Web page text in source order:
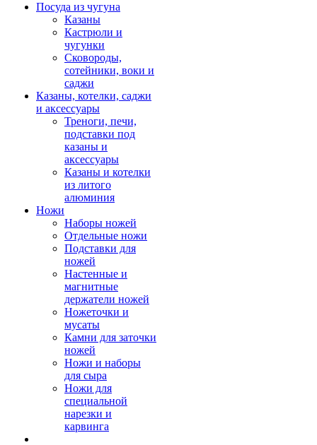
Посуда из чугуна
Казаны
Кастрюли и
чугунки
Сковороды,
сотейники, воки и
саджи
Казаны, котелки, саджи
и аксессуары
Треноги, печи,
подставки под
казаны и
аксессуары
Казаны и котелки
из литого
алюминия
Ножи
Наборы ножей
Отдельные ножи
Подставки для
ножей
Настенные и
магнитные
держатели ножей
Ножеточки и
мусаты
Камни для заточки
ножей
Ножи и наборы
для сыра
Ножи для
специальной
нарезки и
карвинга